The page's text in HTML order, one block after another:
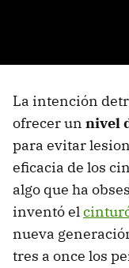
La intención
ofrecer un nivel
para evitar
eficacia de los
algo que ha
inventó el
nueva
tres a once los